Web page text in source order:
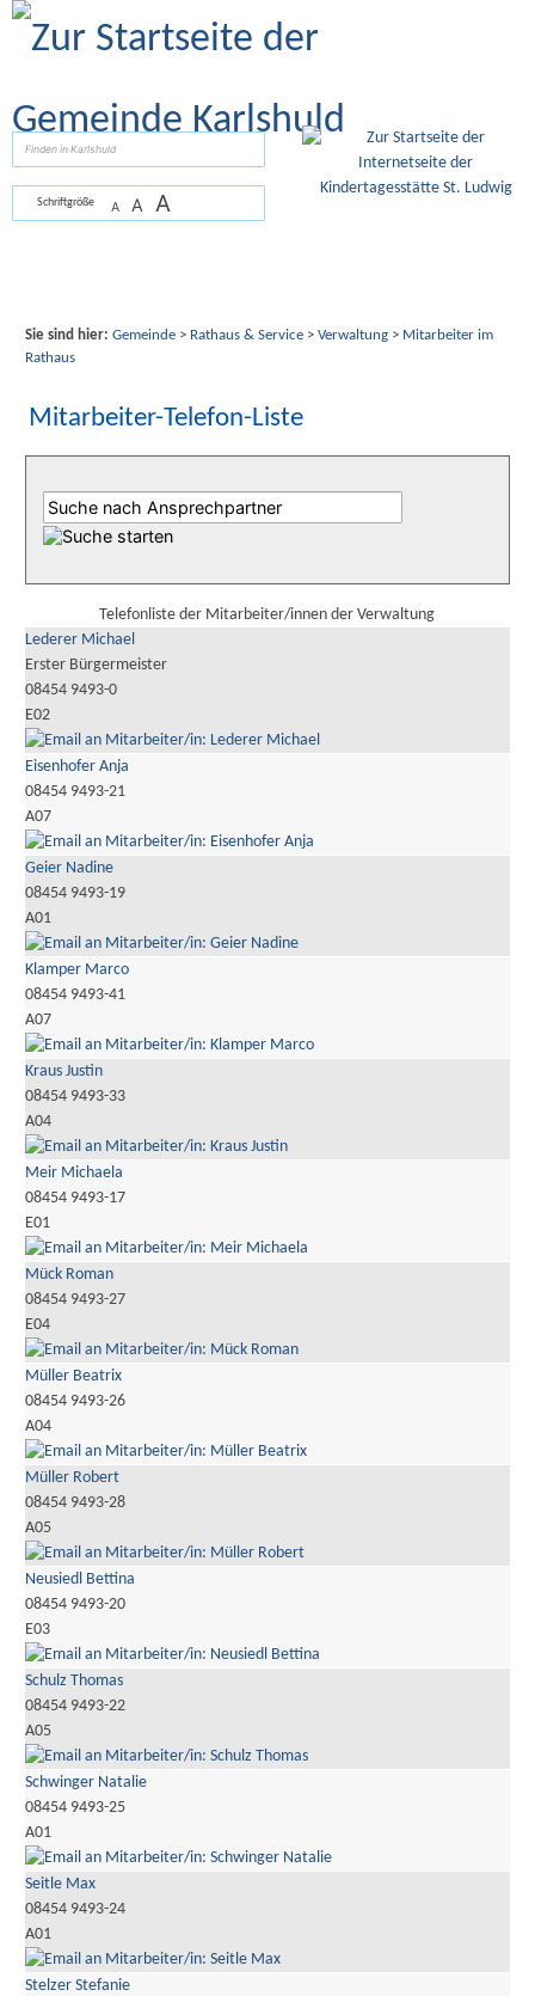
Zum Inhalt
Schriftgröße A A A
Sie sind hier: Gemeinde> Rathaus & Service> Verwaltung> Mitarbeiter im
Rathaus
Mitarbeiter-Telefon-Liste
Telefonliste der Mitarbeiter/innen der Verwaltung
Lederer Michael
Erster Bürgermeister
08454 9493-0
E02
Eisenhofer Anja
08454 9493-21
A07
Geier Nadine
08454 9493-19
A01
Klamper Marco
08454 9493-41
A07
Kraus Justin
08454 9493-33
A04
Meir Michaela
08454 9493-17
E01
Mück Roman
08454 9493-27
E04
Müller Beatrix
08454 9493-26
A04
Müller Robert
08454 9493-28
A05
Neusiedl Bettina
08454 9493-20
E03
Schulz Thomas
08454 9493-22
A05
Schwinger Natalie
08454 9493-25
A01
Seitle Max
08454 9493-24
A01
Stelzer Stefanie